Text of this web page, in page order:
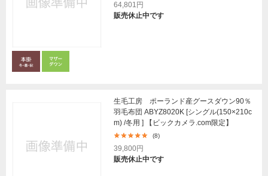
64,801円
販売休止中です
生毛工房 ポーランド産グースダウン90％
羽毛布団 ABYZ8020K [シングル(150×210c
m) /冬用 ] 【ビックカメラ.com限定】
(8)
39,800円
販売休止中です